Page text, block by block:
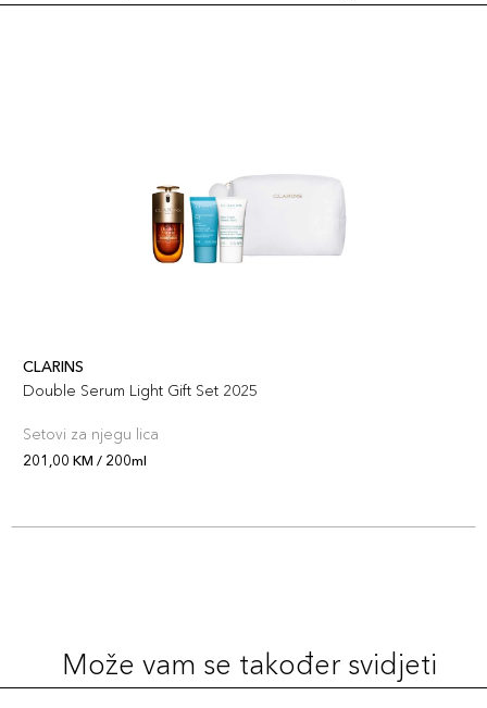
CLARINS
Double Serum Light Gift Set 2025
Setovi za njegu lica
201,00 KM / 200ml
Može vam se također svidjeti